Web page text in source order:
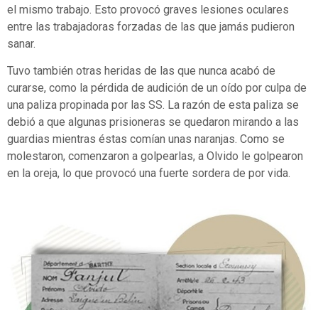
el mismo trabajo. Esto provocó graves lesiones oculares
entre las trabajadoras forzadas de las que jamás pudieron
sanar.
Tuvo también otras heridas de las que nunca acabó de
curarse, como la pérdida de audición de un oído por culpa de
una paliza propinada por las SS. La razón de esta paliza se
debió a que algunas prisioneras se quedaron mirando a las
guardias mientras éstas comían unas naranjas. Como se
molestaron, comenzaron a golpearlas, a Olvido le golpearon
en la oreja, lo que provocó una fuerte sordera de por vida.